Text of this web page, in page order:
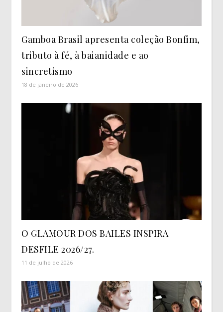
Gamboa Brasil apresenta coleção Bonfim,
tributo à fé, à baianidade e ao
sincretismo
18 de janeiro de 2026
O GLAMOUR DOS BAILES INSPIRA
DESFILE 2026/27.
11 de julho de 2026